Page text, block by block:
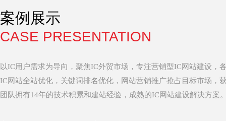
案例展示
CASE PRESENTATION
以IC用户需求为导向，聚焦IC外贸市场，专注营销型IC网站建设，
IC网站全站优化，关键词排名优化，网站营销推广抢占目标市场，
团队拥有14年的技术积累和建站经验，成熟的IC网站建设解决方案